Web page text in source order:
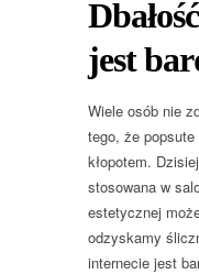
jest
Wiele osób nie
tego, że
kłopotem.
stosowana w
estetycznej
odzyskamy
internecie jest